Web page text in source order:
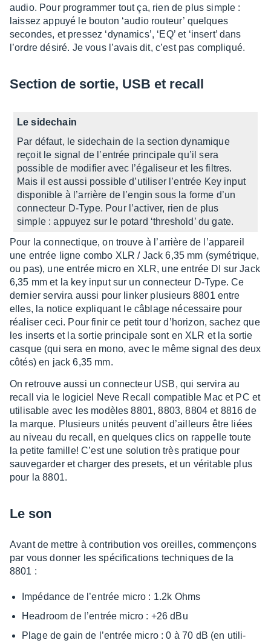
audio. Pour program­mer tout ça, rien de plus simple :
lais­sez appuyé le bouton ‘audio routeur’ quelques
secondes, et pres­sez ‘dyna­mics’, ‘EQ’ et ‘insert’ dans
l’ordre désiré. Je vous l’avais dit, c’est pas compliqué.
Section de sortie, USB et recall
Le side­chain
Par défaut, le side­chain de la section dyna­mique
reçoit le signal de l’en­trée prin­ci­pale qu’il sera
possible de modi­fier avec l’éga­li­seur et les filtres.
Mais il est aussi possible d’uti­li­ser l’en­trée Key input
dispo­nible à l’ar­rière de l’en­gin sous la forme d’un
connec­teur D-Type. Pour l’ac­ti­ver, rien de plus
simple : appuyez sur le potard ‘thre­shold’ du gate.
Pour la connec­tique, on trouve à l’ar­rière de l’ap­pa­reil
une entrée ligne combo XLR / Jack 6,35 mm (symé­trique,
ou pas), une entrée micro en XLR, une entrée DI sur Jack
6,35 mm et la key input sur un connec­teur D-Type. Ce
dernier servira aussi pour linker plusieurs 8801 entre
elles, la notice expliquant le câblage néces­saire pour
réali­ser ceci. Pour finir ce petit tour d’ho­ri­zon, sachez que
les inserts et la sortie prin­ci­pale sont en XLR et la sortie
casque (qui sera en mono, avec le même signal des deux
côtés) en jack 6,35 mm.
On retrouve aussi un connec­teur USB, qui servira au
recall via le logi­ciel Neve Recall compa­tible Mac et PC et
utili­sable avec les modèles 8801, 8803, 8804 et 8816 de
la marque. Plusieurs unités peuvent d’ailleurs être liées
au niveau du recall, en quelques clics on rappelle toute
la petite famille! C’est une solu­tion très pratique pour
sauve­gar­der et char­ger des presets, et un véri­table plus
pour la 8801.
Le son
Avant de mettre à contri­bu­tion vos oreilles, commençons
par vous donner les spéci­fi­ca­tions tech­niques de la
8801 :
Impé­dance de l’en­trée micro : 1.2k Ohms
Headroom de l’en­trée micro : +26 dBu
Plage de gain de l’en­trée micro : 0 à 70 dB (en utili­